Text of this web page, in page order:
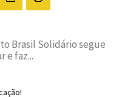
Brasil Solidário segue
e faz...